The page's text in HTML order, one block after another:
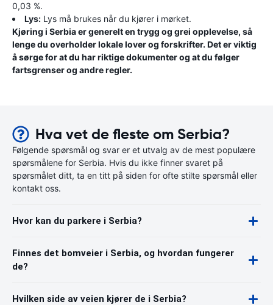
0,03 %.
Lys: Lys må brukes når du kjører i mørket.
Kjøring i Serbia er generelt en trygg og grei opplevelse, så
lenge du overholder lokale lover og forskrifter. Det er viktig
å sørge for at du har riktige dokumenter og at du følger
fartsgrenser og andre regler.
Hva vet de fleste om Serbia?
Følgende spørsmål og svar er et utvalg av de mest populære
spørsmålene for Serbia. Hvis du ikke finner svaret på
spørsmålet ditt, ta en titt på siden for ofte stilte spørsmål eller
kontakt oss.
Hvor kan du parkere i Serbia?
Finnes det bomveier i Serbia, og hvordan fungerer
de?
Hvilken side av veien kjører de i Serbia?